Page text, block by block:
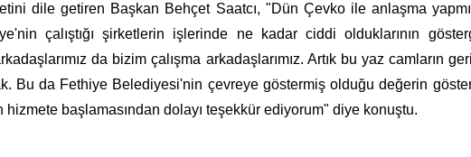
dile getiren Başkan Behçet Saatcı, "Dün Çevko ile anlaşma
çalıştığı şirketlerin işlerinde ne kadar ciddi olduklarının
da bizim çalışma arkadaşlarımız. Artık bu yaz camların
da Fethiye Belediyesi'nin çevreye göstermiş olduğu değerin
başlamasından dolayı teşekkür ediyorum" diye konuştu.